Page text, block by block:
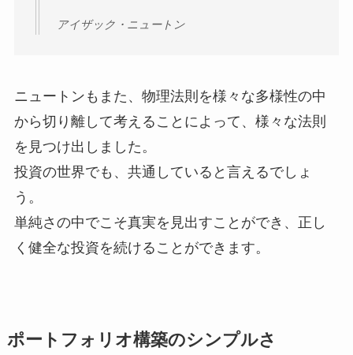
アイザック・ニュートン
ニュートンもまた、物理法則を様々な多様性の中
から切り離して考えることによって、様々な法則
を見つけ出しました。
投資の世界でも、共通していると言えるでしょ
う。
単純さの中でこそ真実を見出すことができ、正し
く健全な投資を続けることができます。
ポートフォリオ構築のシンプルさ